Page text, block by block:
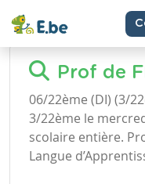
Prof de
06/22ème (DI) (3/
3/22ème le
scolaire entière.
Langue